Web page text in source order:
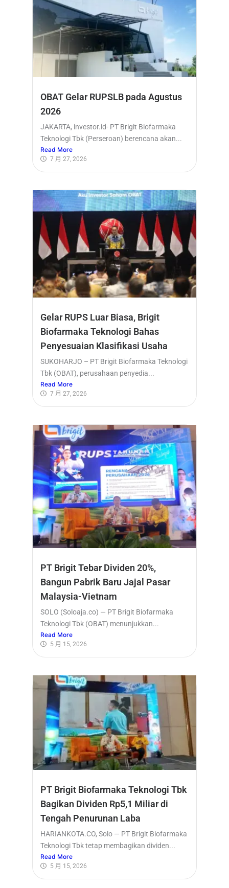
OBAT Gelar RUPSLB pada Agustus
2026
JAKARTA, investor.id- PT Brigit Biofarmaka
Teknologi Tbk (Perseroan) berencana akan...
Read More
7 月 27, 2026
Gelar RUPS Luar Biasa, Brigit
Biofarmaka Teknologi Bahas
Penyesuaian Klasifikasi Usaha
SUKOHARJO – PT Brigit Biofarmaka Teknologi
Tbk (OBAT), perusahaan penyedia...
Read More
7 月 27, 2026
PT Brigit Tebar Dividen 20%,
Bangun Pabrik Baru Jajal Pasar
Malaysia-Vietnam
SOLO (Soloaja.co) — PT Brigit Biofarmaka
Teknologi Tbk (OBAT) menunjukkan...
Read More
5 月 15, 2026
PT Brigit Biofarmaka Teknologi Tbk
Bagikan Dividen Rp5,1 Miliar di
Tengah Penurunan Laba
HARIANKOTA.CO, Solo — PT Brigit Biofarmaka
Teknologi Tbk tetap membagikan dividen...
Read More
5 月 15, 2026